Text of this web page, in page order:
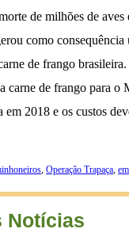
de milhões de
como
de frango brasileira.
carne de frango para o
2018 e os custos
, Operação Trapaça,
Notícias